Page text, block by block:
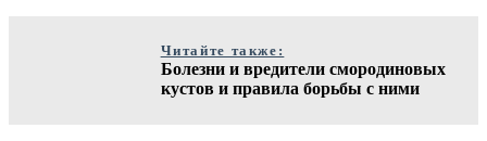
Читайте также:
Болезни и вредители смородиновых
кустов и правила борьбы с ними